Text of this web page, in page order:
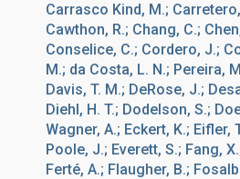
Carrasco Kind, M.;
Cawthon, R.; Chang, C.;
Conselice, C.; Cordero, J.;
M.; da Costa, L. N.; Pereira,
Davis, T. M.; DeRose, J.;
Diehl, H. T.; Dodelson, S.;
Wagner, A.; Eckert, K.; Eifler,
Poole, J.; Everett, S.; Fang,
Ferté, A.; Flaugher, B.;